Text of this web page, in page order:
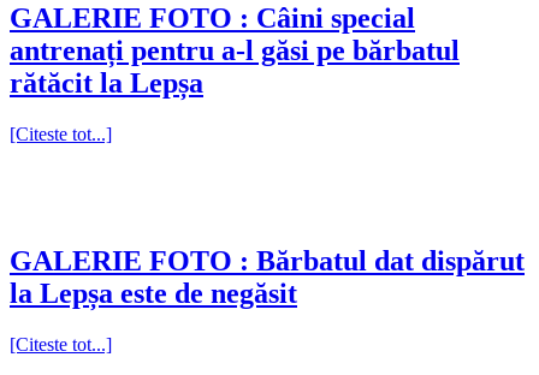
GALERIE FOTO : Câini special
antrenați pentru a-l găsi pe bărbatul
rătăcit la Lepșa
[Citeste tot...]
GALERIE FOTO : Bărbatul dat dispărut
la Lepșa este de negăsit
[Citeste tot...]